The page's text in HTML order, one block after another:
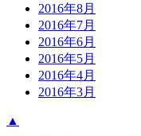
2016年8月
2016年7月
2016年6月
2016年5月
2016年4月
2016年3月
▲